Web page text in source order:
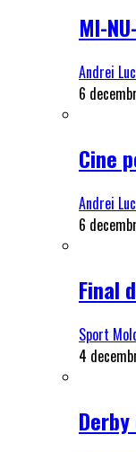
MI-
Andrei
6
Cine
Andrei
6
Final
Sport
4